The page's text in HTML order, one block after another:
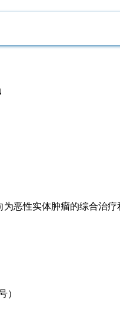
恶性实体肿瘤的综合治疗
）